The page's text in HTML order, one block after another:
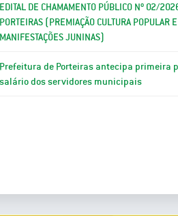
EDITAL DE CHAMAMENTO PÚBLICO Nº 02/
PORTEIRAS (PREMIAÇÃO CULTURA POPULAR E
MANIFESTAÇÕES JUNINAS)
Prefeitura de Porteiras antecipa primeira
salário dos servidores municipais